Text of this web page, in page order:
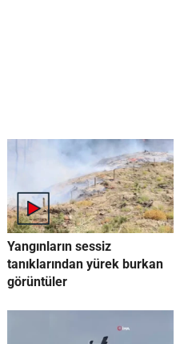
Yangınların sessiz
tanıklarından yürek burkan
görüntüler